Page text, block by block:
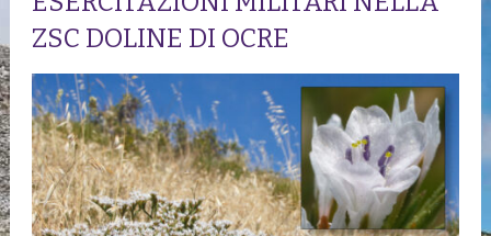
ZSC DOLINE DI OCRE